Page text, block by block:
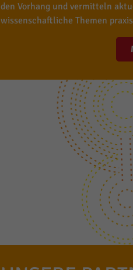
den Vorhang und vermitteln
wissenschaftliche Themen